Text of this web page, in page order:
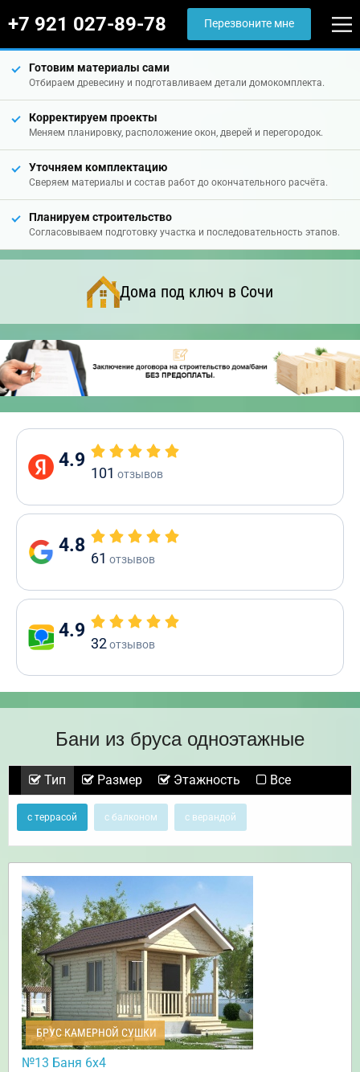
+7 921 027-89-78 Перезвоните мне
Готовим материалы сами
Отбираем древесину и подготавливаем детали домокомплекта.
Корректируем проекты
Меняем планировку, расположение окон, дверей и перегородок.
Уточняем комплектацию
Сверяем материалы и состав работ до окончательного расчёта.
Планируем строительство
Согласовываем подготовку участка и последовательность этапов.
Дома под ключ в Сочи
4.9
101 отзывов
4.8
61 отзывов
4.9
32отзывов
Бани из бруса одноэтажные
Тип Размер Этажность Все
с террасой с балконом с верандой
БРУС КАМЕРНОЙ СУШКИ
№13 Баня 6х4